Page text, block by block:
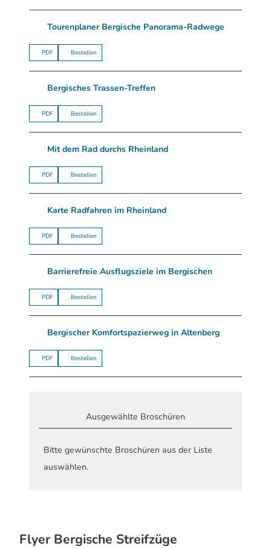
Tourenplaner Bergische Panorama-Radwege
PDF Bestellen
Bergisches Trassen-Treffen
PDF Bestellen
Mit dem Rad durchs Rheinland
PDF Bestellen
Karte Radfahren im Rheinland
PDF Bestellen
Barrierefreie Ausflugsziele im Bergischen
PDF Bestellen
Bergischer Komfortspazierweg in Altenberg
PDF Bestellen
Ausgewählte Broschüren
Bitte gewünschte Broschüren aus der Liste
auswählen.
Flyer Bergische Streifzüge